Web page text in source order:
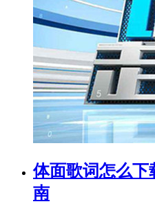
体面歌词怎么下
南